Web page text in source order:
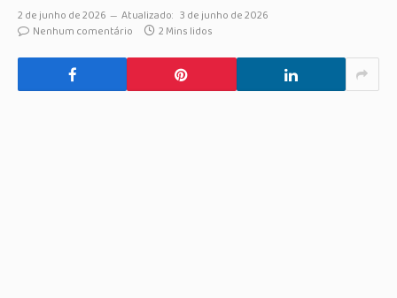
2 de junho de 2026 Atualizado: 3 de junho de 2026
Nenhum comentário
2 Mins lidos